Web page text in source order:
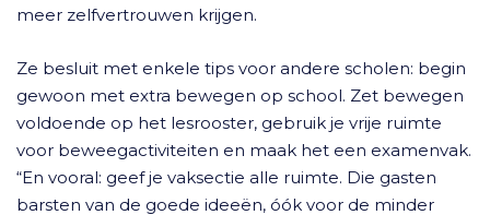
meer zelfvertrouwen krijgen.
Ze besluit met enkele tips voor andere scholen: begin
gewoon met extra bewegen op school. Zet bewegen
voldoende op het lesrooster, gebruik je vrije ruimte
voor beweegactiviteiten en maak het een examenvak.
“En vooral: geef je vaksectie alle ruimte. Die gasten
barsten van de goede ideeën, óók voor de minder